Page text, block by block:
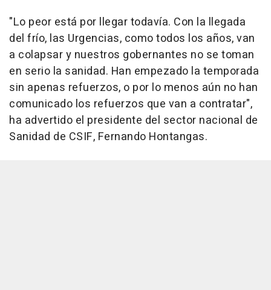
"Lo peor está por llegar todavía. Con la llegada
del frío, las Urgencias, como todos los años, van
a colapsar y nuestros gobernantes no se toman
en serio la sanidad. Han empezado la temporada
sin apenas refuerzos, o por lo menos aún no han
comunicado los refuerzos que van a contratar",
ha advertido el presidente del sector nacional de
Sanidad de CSIF, Fernando Hontangas.